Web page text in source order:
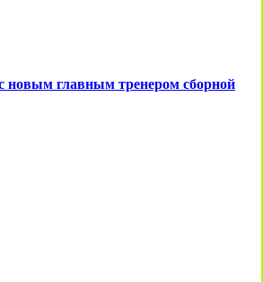
новым главным тренером сборной